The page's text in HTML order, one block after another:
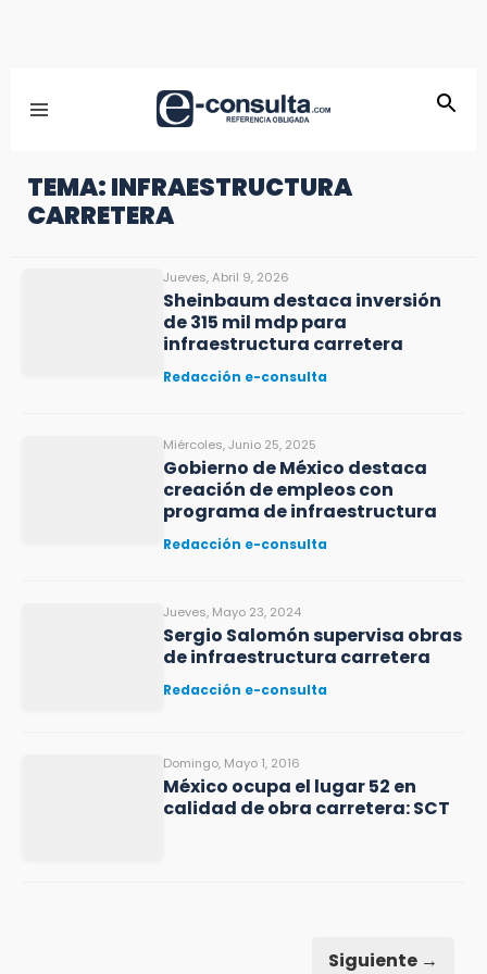
TEMA: INFRAESTRUCTURA
CARRETERA
Jueves, Abril 9, 2026
Sheinbaum destaca inversión
de 315 mil mdp para
infraestructura carretera
Redacción e-consulta
Miércoles, Junio 25, 2025
Gobierno de México destaca
creación de empleos con
programa de infraestructura
Redacción e-consulta
Jueves, Mayo 23, 2024
Sergio Salomón supervisa obras
de infraestructura carretera
Redacción e-consulta
Domingo, Mayo 1, 2016
México ocupa el lugar 52 en
calidad de obra carretera: SCT
Siguiente →